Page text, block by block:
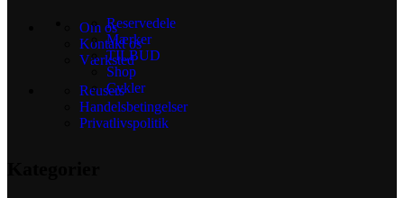
Om os
Kontakt os
Værksted
Reusers
Handelsbetingelser
Privatlivspolitik
Reservedele
Mærker
TILBUD
Shop
Cykler